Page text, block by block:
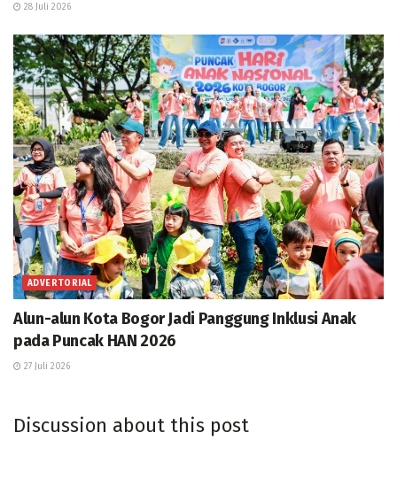
28 Juli 2026
ADVERTORIAL
Alun-alun Kota Bogor Jadi Panggung Inklusi Anak
pada Puncak HAN 2026
27 Juli 2026
Discussion about this post